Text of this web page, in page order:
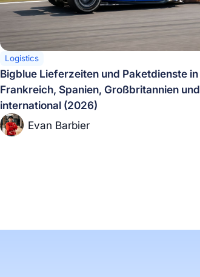
Logistics
Bigblue Lieferzeiten und Paketdienste in
Frankreich, Spanien, Großbritannien und
international (2026)
Evan Barbier